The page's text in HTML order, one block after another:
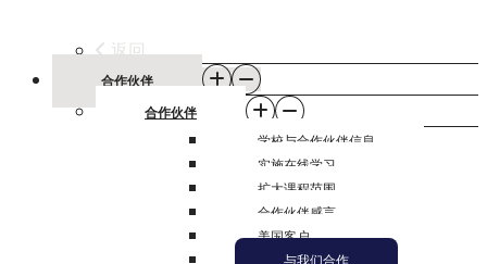
返回
合作伙伴
合作伙伴
学校与合作伙伴信息
实施在线学习
扩大课程范围
合作伙伴感言
美国客户
与我们合作